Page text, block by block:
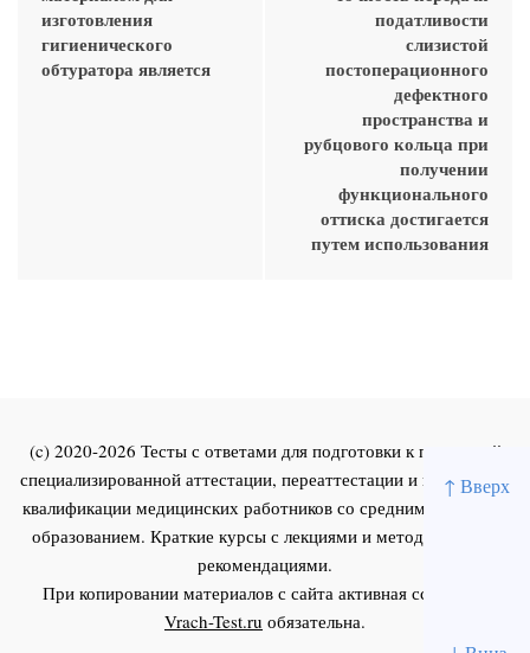
↑ Вверх
изготовления
гигиенического
обтуратора является
податливости
слизистой
постоперационного
дефектного
пространства и
рубцового кольца при
получении
функционального
оттиска достигается
путем использования
(c) 2020-2026 Тесты с ответами для подготовки к первичной
специализированной аттестации, переаттестации и повышения
квалификации медицинских работников со средним и высшим
образованием. Краткие курсы с лекциями и методическими
рекомендациями.
При копировании материалов с сайта активная ссылка на
Vrach-Test.ru обязательна.